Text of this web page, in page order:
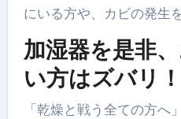
にいる方や、カビの発生
加湿器を是非
い方はズバリ！
「乾燥と戦う全ての方